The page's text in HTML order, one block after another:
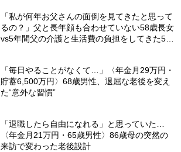
「私が何年お父さんの面倒を見てきたと思って
るの？」父と長年顔も合わせていない58歳長女
vs5年間父の介護と生活費の負担をしてきた53
【弁護士が解説】
「毎日やることがなくて…」〈年金月29万円・
貯蓄6,500万円〉68歳男性、退屈な老後を変え
た“意外な習慣”
「退職したら自由になれる」と思っていた…
〈年金月21万円・65歳男性〉86歳母の突然の
来訪で変わった老後設計